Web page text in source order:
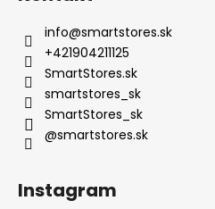
info@smartstores.sk
+421904211125
SmartStores.sk
smartstores_sk
SmartStores_sk
@smartstores.sk
Instagram